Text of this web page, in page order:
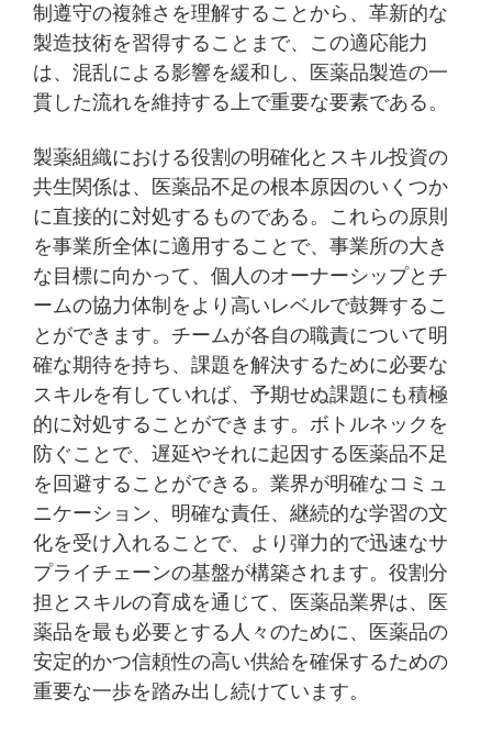
制遵守の複雑さを理解することから、革新的な
製造技術を習得することまで、この適応能力
は、混乱による影響を緩和し、医薬品製造の一
貫した流れを維持する上で重要な要素である。
製薬組織における役割の明確化とスキル投資の
共生関係は、医薬品不足の根本原因のいくつか
に直接的に対処するものである。これらの原則
を事業所全体に適用することで、事業所の大き
な目標に向かって、個人のオーナーシップとチ
ームの協力体制をより高いレベルで鼓舞するこ
とができます。チームが各自の職責について明
確な期待を持ち、課題を解決するために必要な
スキルを有していれば、予期せぬ課題にも積極
的に対処することができます。ボトルネックを
防ぐことで、遅延やそれに起因する医薬品不足
を回避することができる。業界が明確なコミュ
ニケーション、明確な責任、継続的な学習の文
化を受け入れることで、より弾力的で迅速なサ
プライチェーンの基盤が構築されます。役割分
担とスキルの育成を通じて、医薬品業界は、医
薬品を最も必要とする人々のために、医薬品の
安定的かつ信頼性の高い供給を確保するための
重要な一歩を踏み出し続けています。